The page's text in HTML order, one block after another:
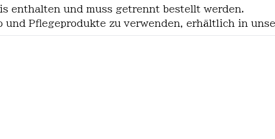
enthalten und muss getrennt bestellt werden.
Pflegeprodukte zu verwenden, erhältlich in